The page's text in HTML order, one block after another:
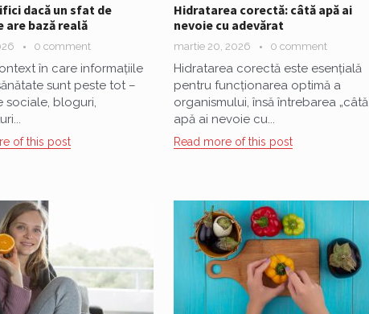
dacă un sfat de
are bază reală
0 comment
în care informațiile
sunt peste tot –
sociale, bloguri,
of this post
Hidratarea corectă: câtă apă ai
nevoie cu adevărat
martie 20, 2026 0 comment
Hidratarea corectă este esențială
pentru funcționarea optimă a
organismului, însă întrebarea „câtă
apă ai nevoie cu...
Read more of this post